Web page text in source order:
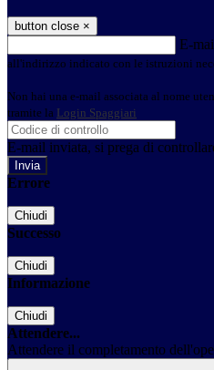
button close ×
E-
all'indirizzo indicato con le istruzioni
Non hai una e-mail associata al nome
tramite la Login Spaggiari
E-mail inviata, si prega di
Errore
Chiudi
Successo
Chiudi
Informazione
Chiudi
Attendere...
Attendere il completamento